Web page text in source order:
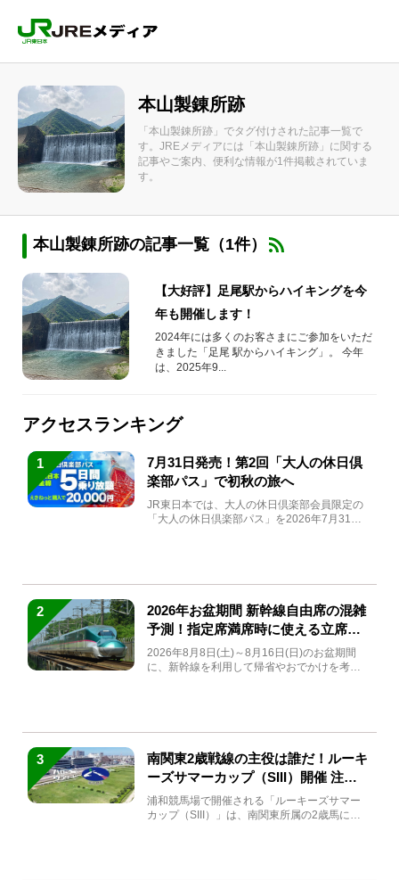
本山製錬所跡
「本山製錬所跡」でタグ付けされた記事一覧で
す。JREメディアには「本山製錬所跡」に関する
記事やご案内、便利な情報が1件掲載されていま
す。
本山製錬所跡の記事一覧（1件）
【大好評】足尾駅からハイキングを今
年も開催します！
2024年には多くのお客さまにご参加をいただ
きました「足尾 駅からハイキング」。 今年
は、2025年9...
アクセスランキング
1
7月31日発売！第2回「大人の休日倶
楽部パス」で初秋の旅へ
JR東日本では、大人の休日倶楽部会員限定の
「大人の休日倶楽部パス」を2026年7月31日
2
2026年お盆期間 新幹線自由席の混雑
予測！指定席満席時に使える立席特
急券も解説
2026年8月8日(土)～8月16日(日)のお盆期間
に、新幹線を利用して帰省やおでかけを考え
3
南関東2歳戦線の主役は誰だ！ルーキ
ーズサマーカップ（SIII）開催 注目
馬と見どころをチェック
浦和競馬場で開催される「ルーキーズサマー
カップ（SIII）」は、南関東所属の2歳馬によ